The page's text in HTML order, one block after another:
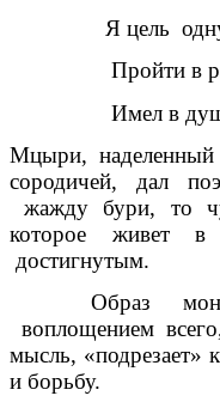
Я цель
Пройти в
Имел в
Мцыри,
сородичей, дал
жажду бури, то
которое живет в
достигнутым.
Образ
воплощением
мысль, «подрезает»
и борьбу.